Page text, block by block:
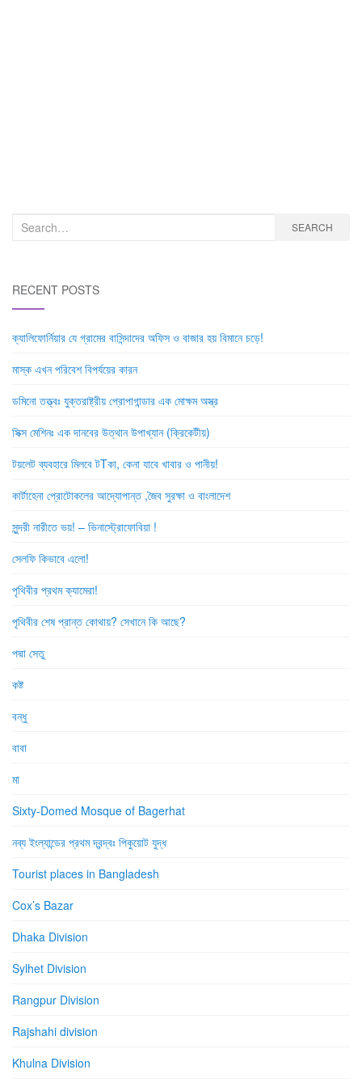
Search
SEARCH
RECENT POSTS
ক্যালিফোর্নিয়ার যে গ্রামের বাসিন্দাদের অফিস ও বাজার হয় বিমানে চড়ে!
মাস্ক এখন পরিবেশ বিপর্যয়ের কারন
ডমিনো তত্ত্বঃ যুক্তরাষ্ট্রীয় প্রোপাগান্ডার এক মোক্ষম অস্ত্র
সিক্স মেশিনঃ এক দানবের উত্থান উপাখ্যান (ক্রিকেটীয়)
টয়লেট ব্যবহারে মিলবে টTকা, কেনা যাবে খাবার ও পানীয়!
কার্টাহেনা প্রোটোকলের আদ্যোপান্ত ,জৈব সুরক্ষা ও বাংলাদেশ
সুন্দরী নারীতে ভয়! – ভিনাস্ট্রোফোবিয়া !
সেলফি কিভাবে এলো!
পৃথিবীর প্রথম ক্যামেরা!
পৃথিবীর শেষ প্রান্ত কোথায়? সেখানে কি আছে?
পদ্মা সেতু
কষ্ট
বন্ধু
বাবা
মা
Sixty-Domed Mosque of Bagerhat
নব্য ইংল্যান্ডের প্রথম দ্বন্দ্বঃ পিকুয়োট যুদ্ধ
Tourist places in Bangladesh
Cox’s Bazar
Dhaka Division
Sylhet Division
Rangpur Division
Rajshahi division
Khulna Division